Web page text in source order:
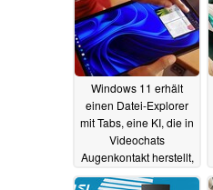
Windows 11 erhält
einen Datei-Explorer
mit Tabs, eine KI, die in
Videochats
Augenkontakt herstellt,
und mehr05.04.2022